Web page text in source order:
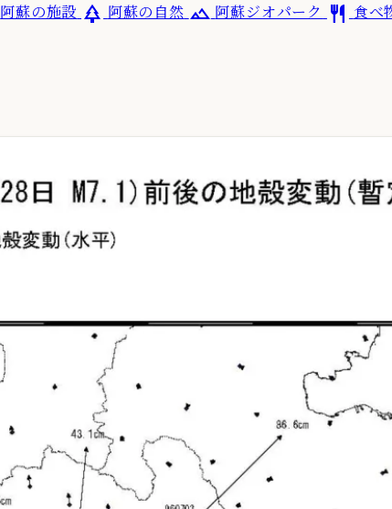
阿蘇の施設 park 阿蘇の自然 terrain 阿蘇ジオパーク restaurant 食べ